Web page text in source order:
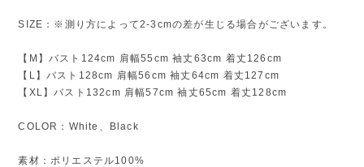
SIZE：※測り方によって2-3cmの差が生じる場合がございます。
【M】バスト124cm 肩幅55cm 袖丈63cm 着丈126cm
【L】バスト128cm 肩幅56cm 袖丈64cm 着丈127cm
【XL】バスト132cm 肩幅57cm 袖丈65cm 着丈128cm
COLOR：White、Black
素材：ポリエステル100%